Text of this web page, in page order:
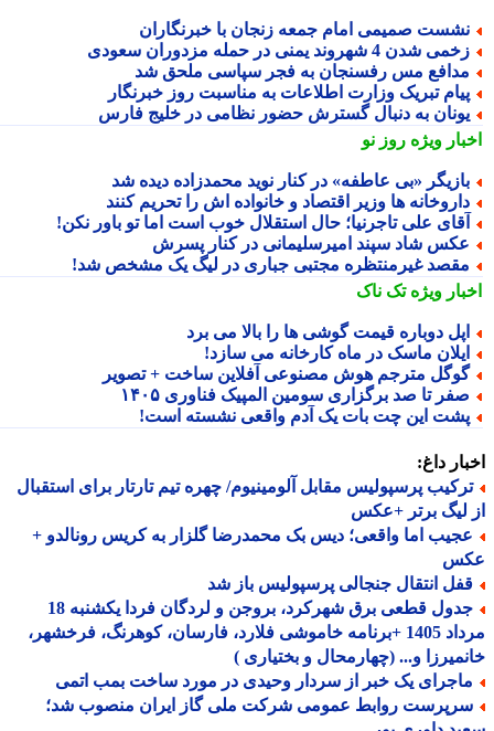
صمیمی امام جمعه زنجان با خبرنگاران
شدن 4 شهروند یمنی در حمله مزدوران سعودی
مس رفسنجان به فجر سپاسی ملحق شد
تبریک وزارت اطلاعات به مناسبت روز خبرنگار
به دنبال گسترش حضور نظامی در خلیج فارس
ویژهروز نو
«بی عاطفه» در کنار نوید محمدزاده دیده شد
ها وزیر اقتصاد و خانواده اش را تحریم کنند
علی تاجرنیا؛ حال استقلال خوب است اما تو باور نکن!
شاد سپند امیرسلیمانی در کنار پسرش
غیرمنتظره مجتبی جباری در لیگ یک مشخص شد!
ویژهتک ناک
دوباره قیمت گوشی ها را بالا می برد
ماسک در ماه کارخانه می سازد!
مترجم هوش مصنوعی آفلاین ساخت + تصویر
تا صد برگزاری سومین المپیک فناوری ۱۴۰۵
این چت بات یک آدم واقعی نشسته است!
داغ:
پرسپولیس مقابل آلومینیوم/ چهره تیم تارتار برای استقبال
لیگ برتر +عکس
اما واقعی؛ دیس بک محمدرضا گلزار به کریس رونالدو +
انتقال جنجالی پرسپولیس باز شد
جدول قطعی برق شهرکرد، بروجن و لردگان فردا یکشنبه 18
مرداد 1405 +برنامه خاموشی فلارد، فارسان، کوهرنگ، فرخشهر،
و... (چهارمحال و بختیاری )
یک خبر از سردار وحیدی در مورد ساخت بمب اتمی
روابط عمومی شرکت ملی گاز ایران منصوب شد؛